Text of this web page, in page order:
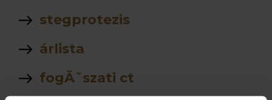
stegprotezis
árlista
fogĂˇszati ct